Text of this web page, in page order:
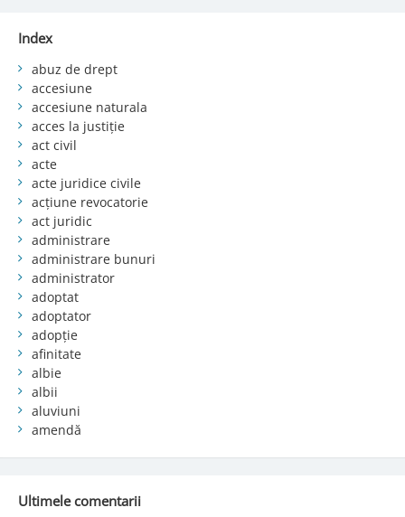
Index
abuz de drept
accesiune
accesiune naturala
acces la justiție
act civil
acte
acte juridice civile
acțiune revocatorie
act juridic
administrare
administrare bunuri
administrator
adoptat
adoptator
adopție
afinitate
albie
albii
aluviuni
amendă
Ultimele comentarii